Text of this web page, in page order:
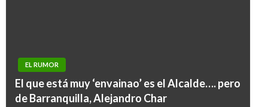
EL RUMOR
El que está muy ‘envainao’ es el Alcalde…. pero
de Barranquilla, Alejandro Char
Radio Santa Fe: 79 años construyendo la